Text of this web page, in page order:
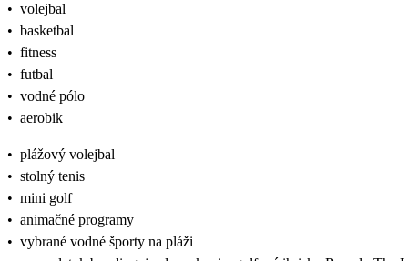
• volejbal
• basketbal
• fitness
• futbal
• vodné pólo
• aerobik
• plážový volejbal
• stolný tenis
• mini golf
• animačné programy
• vybrané vodné športy na pláži